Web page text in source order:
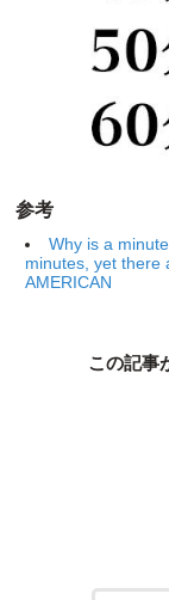
参考
Why is a
minutes, yet there
AMERICAN
この記事